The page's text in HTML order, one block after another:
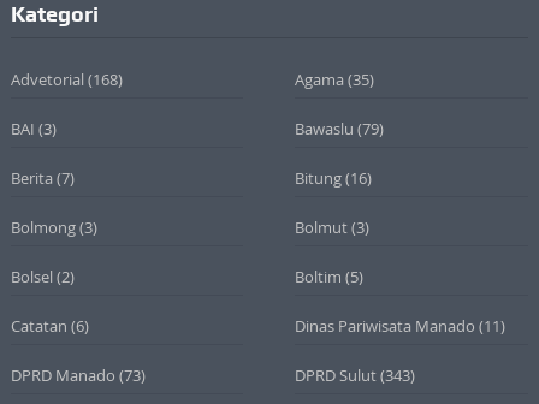
Kategori
Advetorial (168) Agama (35)
BAI (3) Bawaslu (79)
Berita (7) Bitung(16)
Bolmong(3) Bolmut(3)
Bolsel (2) Boltim (5)
Catatan (6) Dinas Pariwisata Manado (11)
DPRD Manado (73) DPRD Sulut(343)